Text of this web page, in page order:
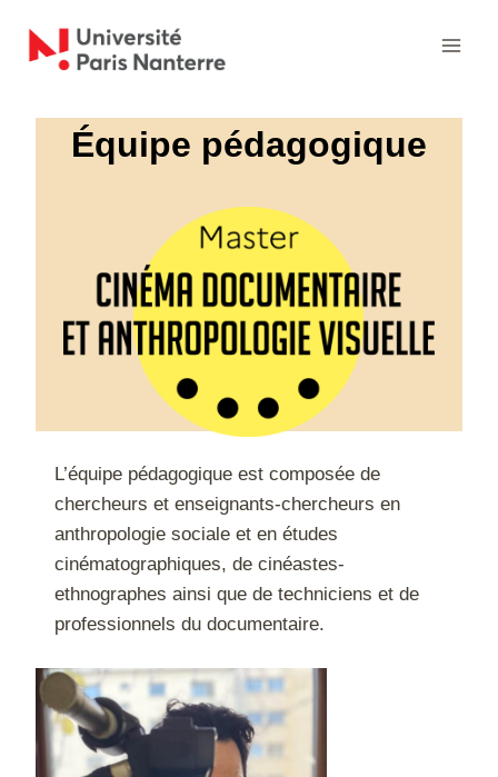
contenu
Équipe pédagogique
L’équipe pédagogique est composée de
chercheurs et enseignants-chercheurs en
anthropologie sociale et en études
cinématographiques, de cinéastes-
ethnographes ainsi que de techniciens et de
professionnels du documentaire.